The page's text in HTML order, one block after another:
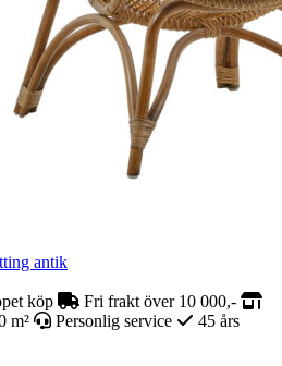
antik
köp
Fri frakt över 10 000,-
m²
Personlig service
45 års